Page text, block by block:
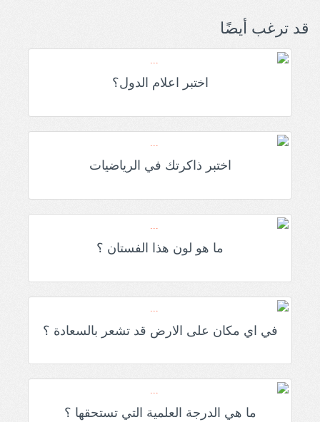
قد ترغب أيضًا
اختبر اعلام الدول؟
اختبر ذاكرتك في الرياضيات
ما هو لون هذا الفستان ؟
في اي مكان على الارض قد تشعر بالسعادة ؟
ما هي الدرجة العلمية التي تستحقها ؟